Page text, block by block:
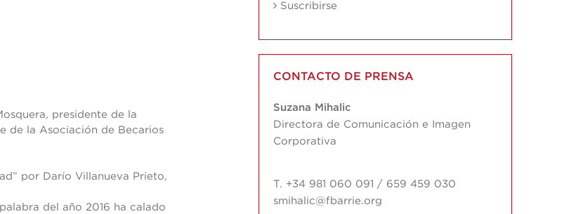
Suscribirse
CONTACTO DE PRENSA
Suzana Mihalic
Directora de Comunicación e Imagen
Corporativa
T. +34 981 060 091 / 659 459 030
smihalic@fbarrie.org
presidente de la
de la Asociación de Becarios
por Darío Villanueva Prieto,
del año 2016 ha calado